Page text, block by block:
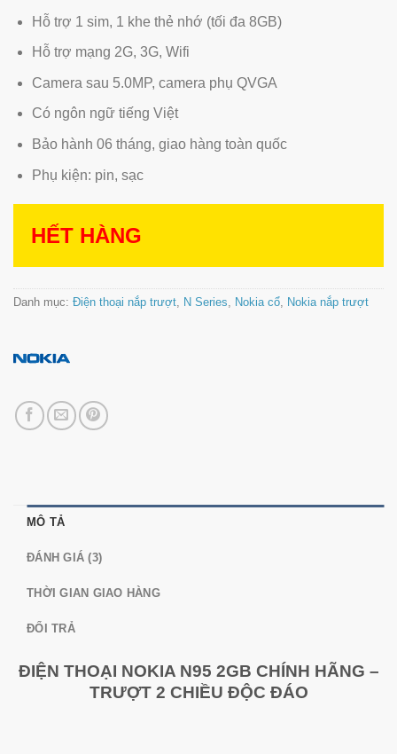
Hỗ trợ 1 sim, 1 khe thẻ nhớ (tối đa 8GB)
Hỗ trợ mạng 2G, 3G, Wifi
Camera sau 5.0MP, camera phụ QVGA
Có ngôn ngữ tiếng Việt
Bảo hành 06 tháng, giao hàng toàn quốc
Phụ kiện: pin, sạc
HẾT HÀNG
Danh mục: Điện thoại nắp trượt, N Series, Nokia cổ, Nokia nắp trượt
MÔ TẢ
ĐÁNH GIÁ (3)
THỜI GIAN GIAO HÀNG
ĐỔI TRẢ
ĐIỆN THOẠI NOKIA N95 2GB CHÍNH HÃNG –
TRƯỢT 2 CHIỀU ĐỘC ĐÁO